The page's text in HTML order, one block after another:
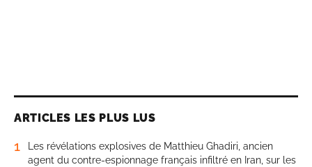
ARTICLES LES PLUS LUS
1
Les révélations explosives de Matthieu Ghadiri, ancien
agent du contre-espionnage français infiltré en Iran, sur les